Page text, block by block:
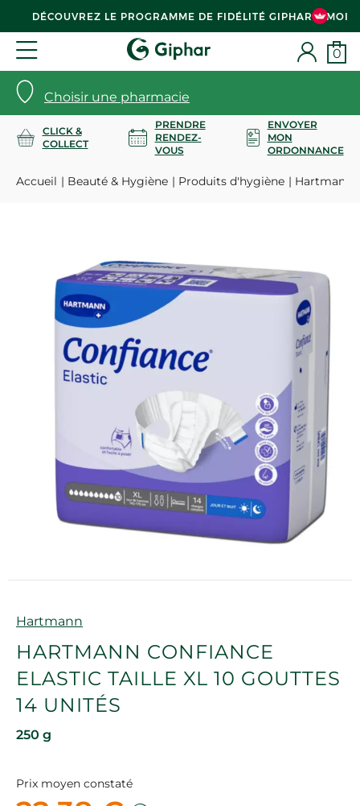
DÉCOUVREZ LE PROGRAMME DE FIDÉLITÉ GIPHAR & MOI
Choisir une pharmacie
0
CLICK &
COLLECT
PRENDRE
RENDEZ-
VOUS
ENVOYER
MON
ORDONNANCE
Accueil Beauté & Hygiène Produits d'hygiène Hartmann
Marque
Hartmann
HARTMANN CONFIANCE
ELASTIC TAILLE XL 10 GOUTTES
14 UNITÉS
250 g
Prix moyen constaté